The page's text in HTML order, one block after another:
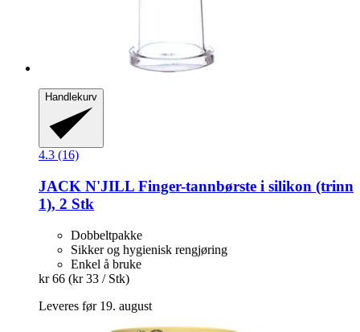
Handlekurv
4.3 (16)
JACK N'JILL Finger-​tannbørste i silikon (trinn
1), 2 Stk
Dobbeltpakke
Sikker og hygienisk rengjøring
Enkel å bruke
kr 66 (kr 33 / Stk)
Leveres før 19. august